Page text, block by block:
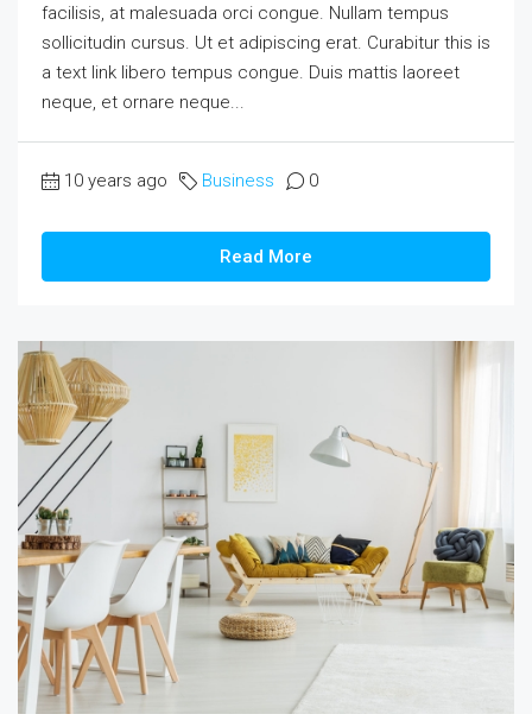
facilisis, at malesuada orci congue. Nullam tempus
sollicitudin cursus. Ut et adipiscing erat. Curabitur this is
a text link libero tempus congue. Duis mattis laoreet
neque, et ornare neque...
10 years ago Business 0
Read More